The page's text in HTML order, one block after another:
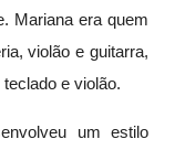
Mariana era quem
violão e guitarra,
e violão.
um estilo